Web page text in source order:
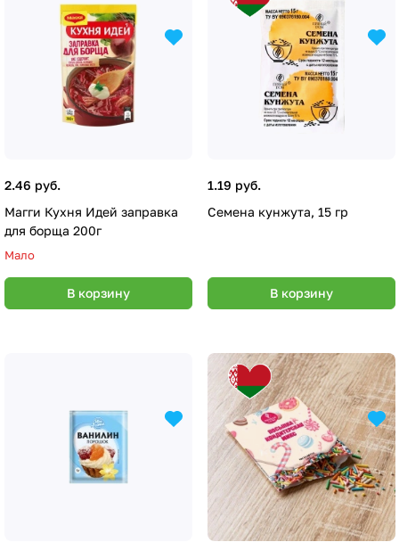
2.46 руб.
Магги Кухня Идей заправка
для борща 200г
Мало
В корзину
1.19 руб.
Семена кунжута, 15 гр
В корзину